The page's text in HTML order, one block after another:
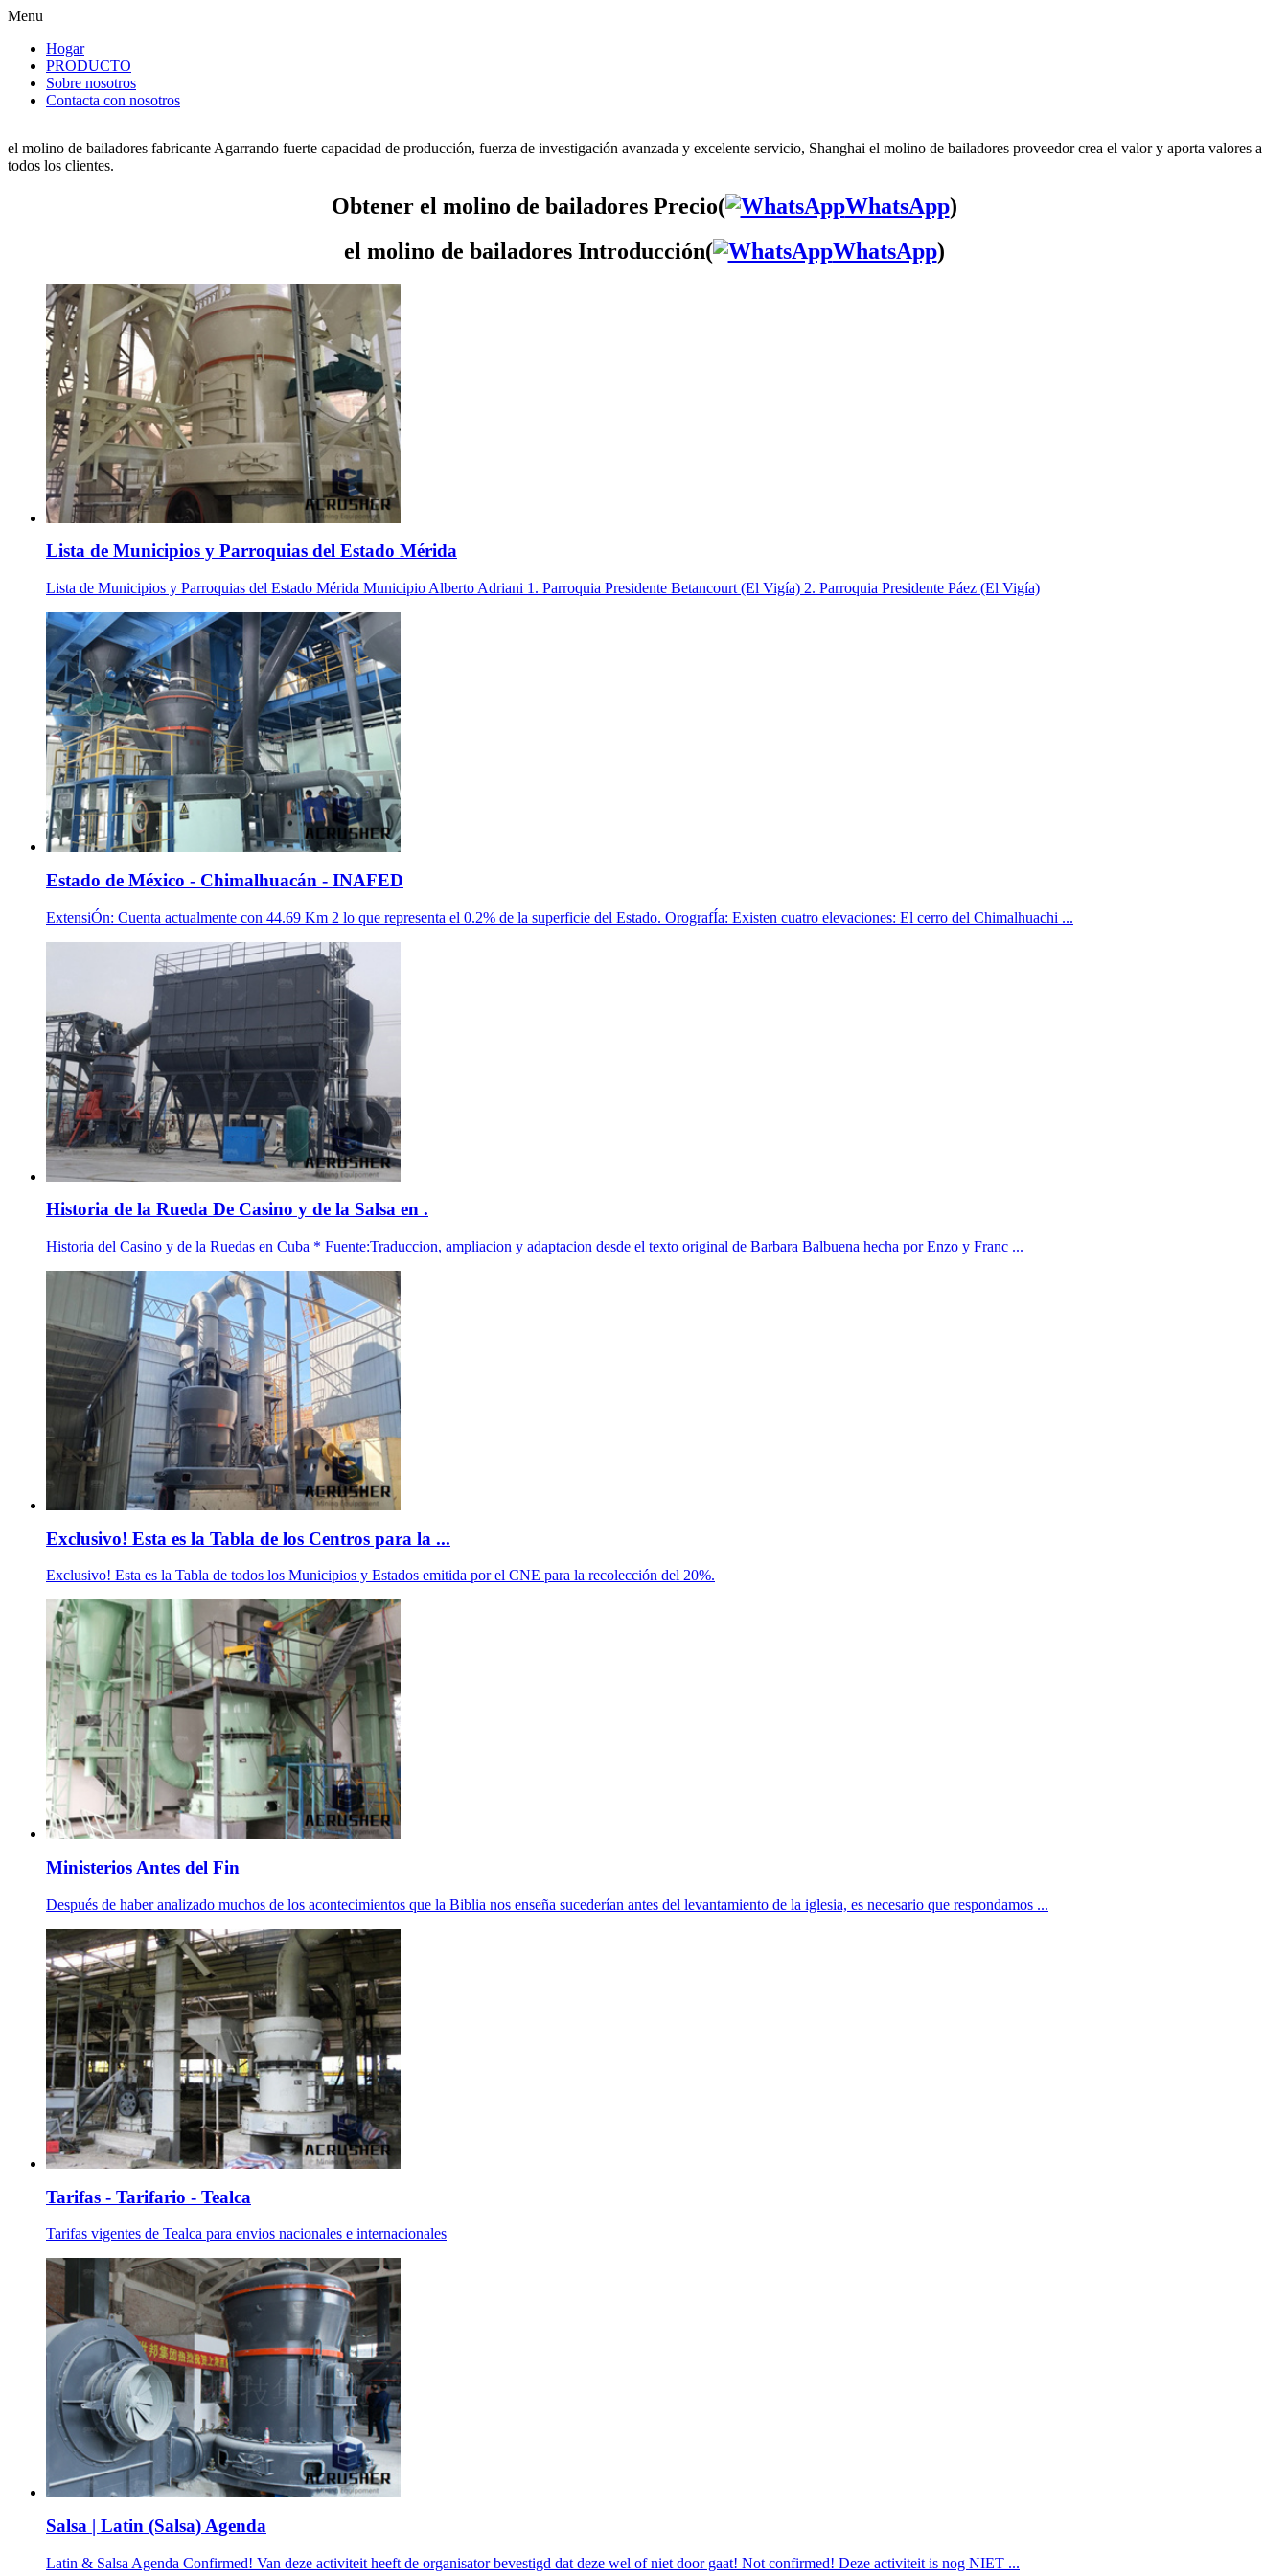
Menu
Hogar
PRODUCTO
Sobre nosotros
Contacta con nosotros
el molino de bailadores fabricante Agarrando fuerte capacidad de producción, fuerza de investigación avanzada y excelente servicio, Shanghai el molino de bailadores proveedor crea el valor y aporta valores a
todos los clientes.
Obtener el molino de bailadores Precio( WhatsApp)
el molino de bailadores Introducción(
WhatsApp)
Lista de Municipios y Parroquias del Estado Mérida
Lista de Municipios y Parroquias del Estado Mérida Municipio Alberto Adriani 1. Parroquia Presidente Betancourt (El Vigía) 2. Parroquia Presidente Páez (El Vigía)
Estado de México - Chimalhuacán - INAFED
ExtensiÓn: Cuenta actualmente con 44.69 Km 2 lo que representa el 0.2% de la superficie del Estado. OrografÍa: Existen cuatro elevaciones: El cerro del Chimalhuachi ...
Historia de la Rueda De Casino y de la Salsa en .
Historia del Casino y de la Ruedas en Cuba * Fuente:Traduccion, ampliacion y adaptacion desde el texto original de Barbara Balbuena hecha por Enzo y Franc ...
Exclusivo! Esta es la Tabla de los Centros para la ...
Exclusivo! Esta es la Tabla de todos los Municipios y Estados emitida por el CNE para la recolección del 20%.
Ministerios Antes del Fin
Después de haber analizado muchos de los acontecimientos que la Biblia nos enseña sucederían antes del levantamiento de la iglesia, es necesario que respondamos ...
Tarifas - Tarifario - Tealca
Tarifas vigentes de Tealca para envios nacionales e internacionales
Salsa | Latin (Salsa) Agenda
Latin & Salsa Agenda Confirmed! Van deze activiteit heeft de organisator bevestigd dat deze wel of niet door gaat! Not confirmed! Deze activiteit is nog NIET ...